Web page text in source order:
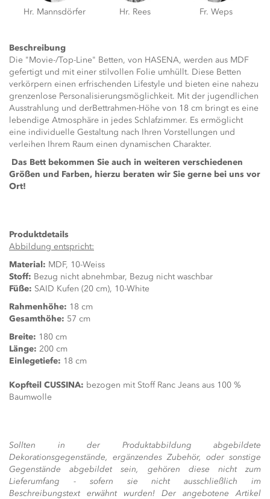
Hr. Mannsdörfer Hr. Rees Fr. Weps
Beschreibung
Die "Movie-/Top-Line" Betten, von HASENA, werden aus MDF
gefertigt und mit einer stilvollen Folie umhüllt. Diese Betten
verkörpern einen erfrischenden Lifestyle und bieten eine nahezu
grenzenlose Personalisierungsmöglichkeit. Mit der jugendlichen
Ausstrahlung und derBettrahmen-Höhe von 18 cm bringt es eine
lebendige Atmosphäre in jedes Schlafzimmer. Es ermöglicht
eine individuelle Gestaltung nach Ihren Vorstellungen und
verleihen Ihrem Raum einen dynamischen Charakter.
Das Bett bekommen Sie auch in weiteren verschiedenen
Größen und Farben, hierzu beraten wir Sie gerne bei uns vor
Ort!
Produktdetails
Abbildung entspricht:
Material: MDF, 10-Weiss
Stoff: Bezug nicht abnehmbar, Bezug nicht waschbar
Füße: SAID Kufen (20 cm), 10-White
Rahmenhöhe: 18 cm
Gesamthöhe: 57 cm
Breite: 180 cm
Länge: 200 cm
Einlegetiefe: 18 cm
Kopfteil CUSSINA: bezogen mit Stoff Ranc Jeans aus 100 %
Baumwolle
Sollten in der Produktabbildung abgebildete
Dekorationsgegenstände, ergänzendes Zubehör, oder sonstige
Gegenstände abgebildet sein, gehören diese nicht zum
Lieferumfang - sofern sie nicht ausschließlich im
Beschreibungstext erwähnt wurden! Der angebotene Artikel